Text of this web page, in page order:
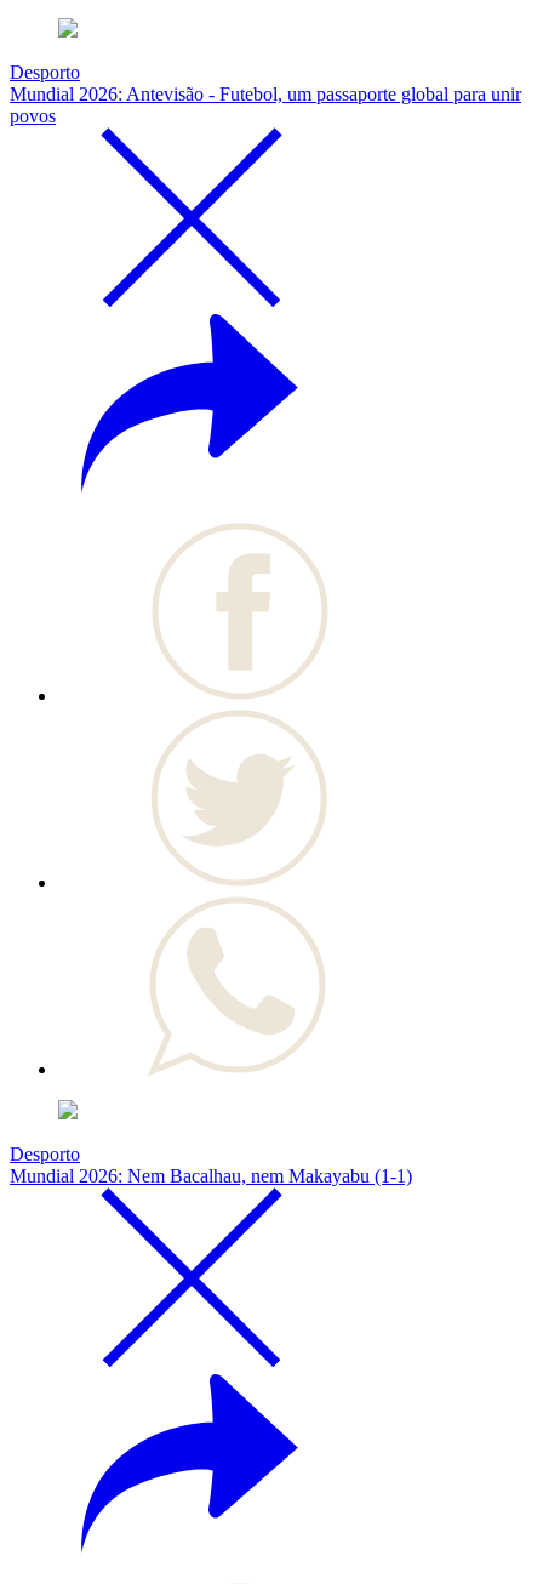
Desporto
Mundial 2026: Antevisão - Futebol, um passaporte global para unir
povos
Desporto
Mundial 2026: Nem Bacalhau, nem Makayabu (1-1)